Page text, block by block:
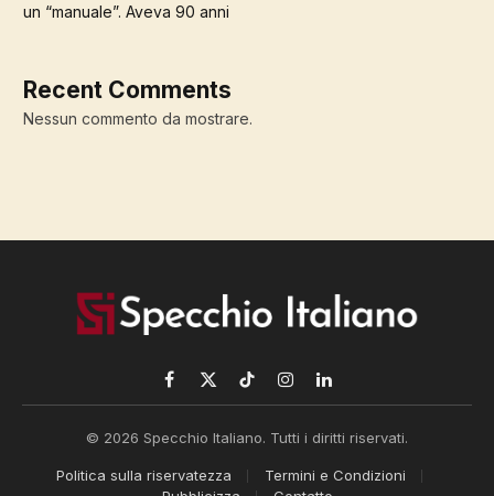
un “manuale”. Aveva 90 anni
Recent Comments
Nessun commento da mostrare.
Facebook
X
TikTokInstagramLinkedIn
© 2026 Specchio Italiano. Tutti i diritti riservati.
Politica sulla riservatezza
Termini e Condizioni